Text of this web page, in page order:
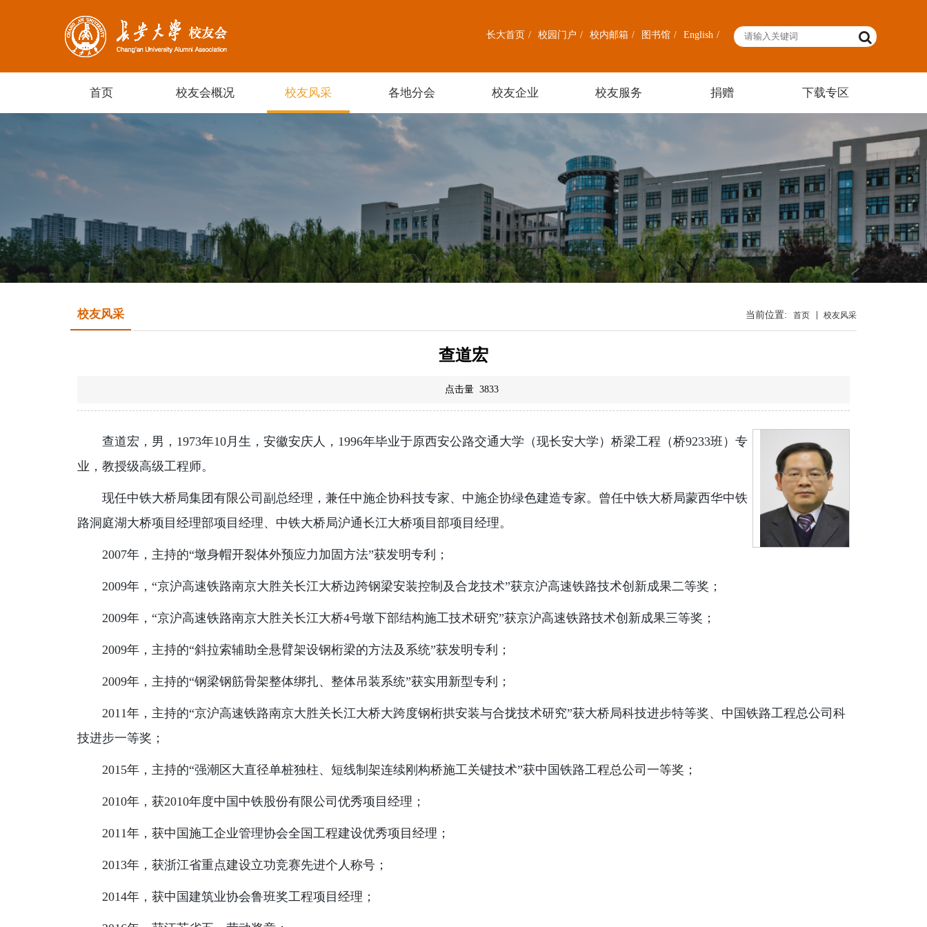
长大首页 / 校园门户 / 校内邮箱 / 图书馆 / English /
首页 校友会概况 校友风采 各地分会 校友企业 校友服务 捐赠 下载专区
校友风采 当前位置: 首页 校友风采
查道宏
点击量 3833
查道宏，男，1973年10月生，安徽安庆人，1996年毕业于原西安公路交通大学（现长安大学）桥梁工程（桥9233班）专
业，教授级高级工程师。
现任中铁大桥局集团有限公司副总经理，兼任中施企协科技专家、中施企协绿色建造专家。曾任中铁大桥局蒙西华中铁
路洞庭湖大桥项目经理部项目经理、中铁大桥局沪通长江大桥项目部项目经理。
2007年，主持的“墩身帽开裂体外预应力加固方法”获发明专利；
2009年，“京沪高速铁路南京大胜关长江大桥边跨钢梁安装控制及合龙技术”获京沪高速铁路技术创新成果二等奖；
2009年，“京沪高速铁路南京大胜关长江大桥4号墩下部结构施工技术研究”获京沪高速铁路技术创新成果三等奖；
2009年，主持的“斜拉索辅助全悬臂架设钢桁梁的方法及系统”获发明专利；
2009年，主持的“钢梁钢筋骨架整体绑扎、整体吊装系统”获实用新型专利；
2011年，主持的“京沪高速铁路南京大胜关长江大桥大跨度钢桁拱安装与合拢技术研究”获大桥局科技进步特等奖、中国铁路工程总公司科
技进步一等奖；
2015年，主持的“强潮区大直径单桩独柱、短线制架连续刚构桥施工关键技术”获中国铁路工程总公司一等奖；
2010年，获2010年度中国中铁股份有限公司优秀项目经理；
2011年，获中国施工企业管理协会全国工程建设优秀项目经理；
2013年，获浙江省重点建设立功竞赛先进个人称号；
2014年，获中国建筑业协会鲁班奖工程项目经理；